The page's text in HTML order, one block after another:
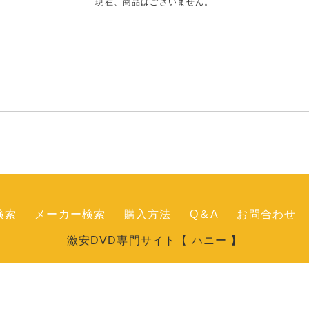
索 メーカー検索 購入方法 Q＆A お問合わせ
激安DVD専門サイト【 ハニー 】